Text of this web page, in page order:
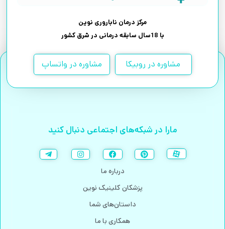
مرکز درمان ناباروری نوین
با 18سال سابقه درمانی در شرق کشور
مشاوره در واتساپ مشاوره در روبیکا
مارا در شبکه‌های اجتماعی دنبال کنید
درباره ما
پزشکان کلینیک نوین
داستان‌های شما
همکاری با ما